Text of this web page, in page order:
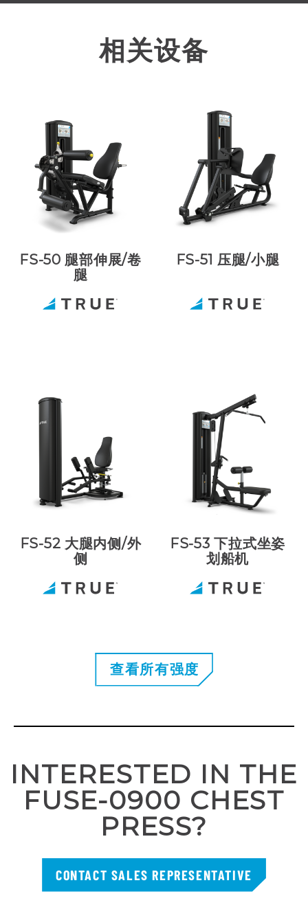
相关设备
FS-50 腿部伸展/卷
腿
FS-51 压腿/小腿
FS-52 大腿内侧/外
侧
FS-53 下拉式坐姿
划船机
查看所有强度
INTERESTED IN THE
FUSE-0900 CHEST
PRESS?
CONTACT SALES REPRESENTATIVE